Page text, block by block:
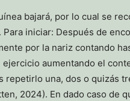
bajará, por lo cual se
iniciar: Después de
por la nariz contando
aumentando el
repetirlo una, dos o quizás
2024). En dado caso de